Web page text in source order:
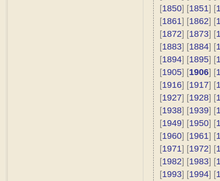
[1850] [1851] [
[1861] [1862] [
[1872] [1873] [
[1883] [1884] [
[1894] [1895] [
[1905] [1906] [
[1916] [1917] [
[1927] [1928] [
[1938] [1939] [
[1949] [1950] [
[1960] [1961] [
[1971] [1972] [
[1982] [1983] [
[1993] [1994] [